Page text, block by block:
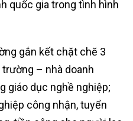
quốc gia trong tình hình
gắn kết chặt chẽ 3
trường – nhà doanh
giáo dục nghề nghiệp;
công nhận, tuyển